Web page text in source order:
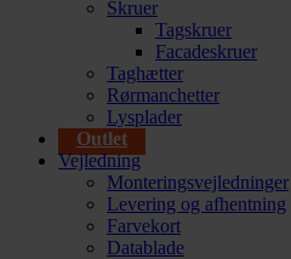
Skruer
Tagskruer
Facadeskruer
Taghætter
Rørmanchetter
Lysplader
Outlet
Vejledning
Monteringsvejledninger
Levering og afhentning
Farvekort
Datablade